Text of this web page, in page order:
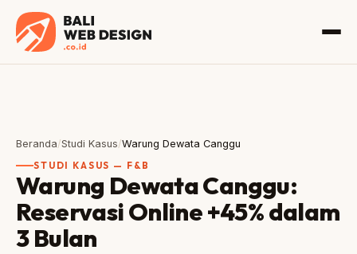
Beranda/Studi Kasus/Warung Dewata Canggu
STUDI KASUS — F&B
Warung Dewata Canggu:
Reservasi Online +45% dalam
3 Bulan